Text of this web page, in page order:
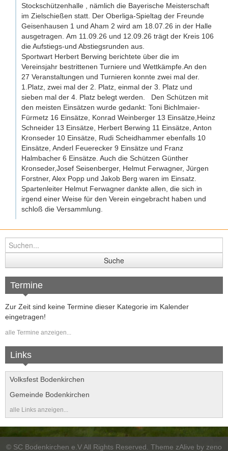
Stockschützenhalle , nämlich die Bayerische Meisterschaft
im Zielschießen statt. Der Oberliga-Spieltag der Freunde
Geisenhausen 1 und Aham 2 wird am 18.07.26 in der Halle
ausgetragen. Am 11.09.26 und 12.09.26 trägt der Kreis 106
die Aufstiegs-und Abstiegsrunden aus.
Sportwart Herbert Berwing berichtete über die im
Vereinsjahr bestrittenen Turniere und Wettkämpfe.An den
27 Veranstaltungen und Turnieren konnte zwei mal der.
1.Platz, zwei mal der 2. Platz, einmal der 3. Platz und
sieben mal der 4. Platz belegt werden. Den Schützen mit
den meisten Einsätzen wurde gedankt: Toni Bichlmaier-
Fürmetz 16 Einsätze, Konrad Weinberger 13 Einsätze,Heinz
Schneider 13 Einsätze, Herbert Berwing 11 Einsätze, Anton
Kronseder 10 Einsätze, Rudi Scheidhammer ebenfalls 10
Einsätze, Anderl Feuerecker 9 Einsätze und Franz
Halmbacher 6 Einsätze. Auch die Schützen Günther
Kronseder,Josef Seisenberger, Helmut Ferwagner, Jürgen
Forstner, Alex Popp und Jakob Berg waren im Einsatz.
Spartenleiter Helmut Ferwagner dankte allen, die sich in
irgend einer Weise für den Verein eingebracht haben und
schloß die Versammlung.
Termine
Zur Zeit sind keine Termine dieser Kategorie im Kalender
eingetragen!
alle Termine anzeigen...
Links
Volksfest Bodenkirchen
Gemeinde Bodenkirchen
alle Links anzeigen...
© SC Bodenkirchen e.VAll Rights Reserved. Theme zAlive by zeno